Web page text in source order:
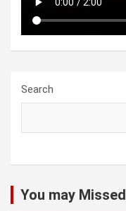
Search
You may Missed